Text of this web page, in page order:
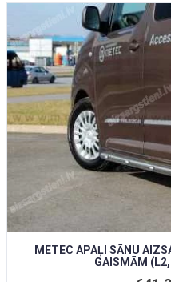
METEC APAĻI SĀNU
GAISMĀM